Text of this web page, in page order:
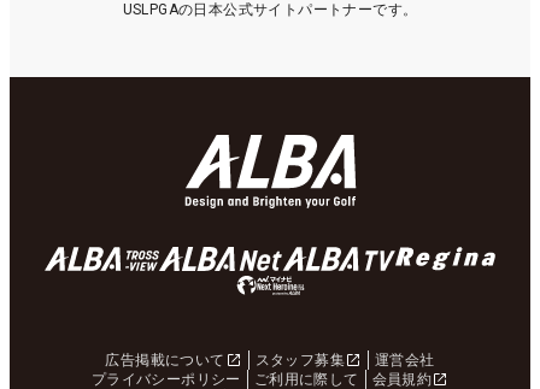
USLPGAの日本公式サイトパートナーです。
広告掲載について スタッフ募集
運営会社
プライバシーポリシー
ご利用に際して
会員規約